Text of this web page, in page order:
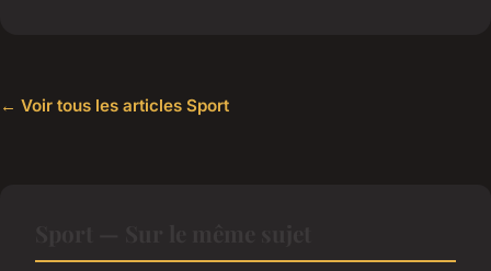
← Voir tous les articles Sport